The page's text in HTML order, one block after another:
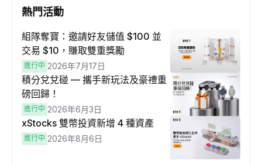
熱門活動
組隊奪寶：邀請好友儲值 $100 並
交易 $10，賺取雙重獎勵
進行中 2026年7月17日
積分兌兌碰 — 攜手新玩法及豪禮重
磅回歸！
進行中 2026年6月3日
xStocks 雙幣投資新增 4 種資產
進行中 2026年8月6日